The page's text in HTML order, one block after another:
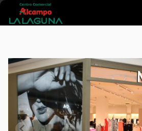
Ir al contenido principal